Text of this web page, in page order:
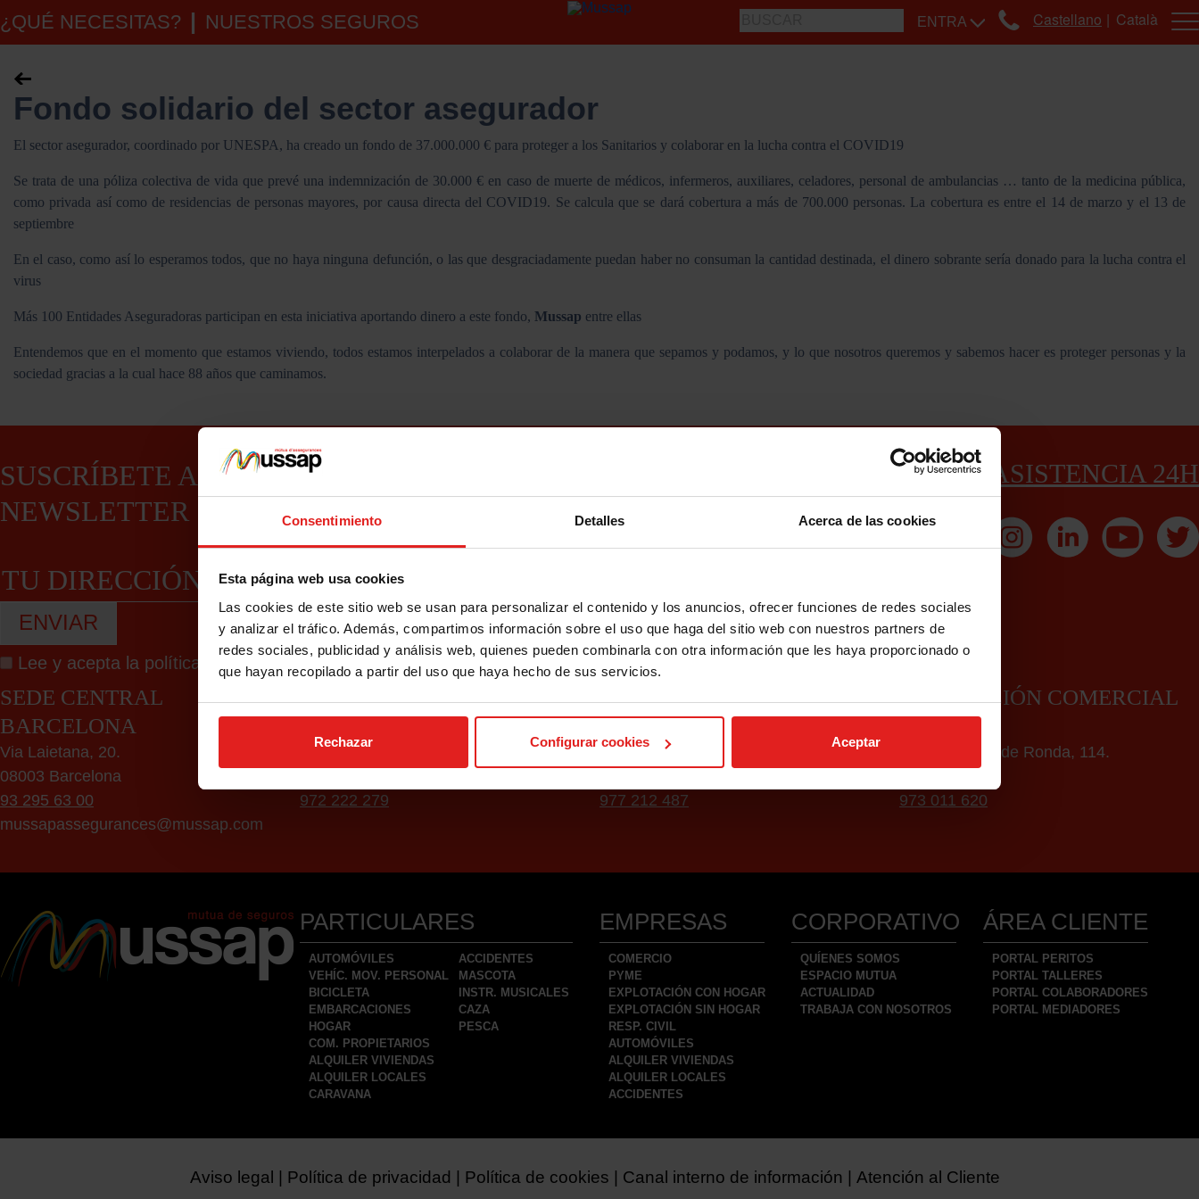
Consentimiento Detalles Acerca de las cookies
Esta página web usa cookies
Las cookies de este sitio web se usan para personalizar el contenido y los anuncios, ofrecer funciones de redes sociales
y analizar el tráfico. Además, compartimos información sobre el uso que haga del sitio web con nuestros partners de
redes sociales, publicidad y análisis web, quienes pueden combinarla con otra información que les haya proporcionado o
que hayan recopilado a partir del uso que haya hecho de sus servicios.
Rechazar Configurar cookies Aceptar
¿QUÉ NECESITAS? NUESTROS SEGUROS ENTRA Castellano Català
Fondo solidario del sector asegurador
El sector asegurador, coordinado por UNESPA, ha creado un fondo de 37.000.000 € para proteger a los Sanitarios y colaborar en la lucha contra el COVID19
Se trata de una póliza colectiva de vida que prevé una indemnización de 30.000 € en caso de muerte de médicos, infermeros, auxiliares, celadores, personal de ambulancias … tanto de la medicina pública,
como privada así como de residencias de personas mayores, por causa directa del COVID19. Se calcula que se dará cobertura a más de 700.000 personas. La cobertura es entre el 14 de marzo y el 13 de
septiembre
En el caso, como así lo esperamos todos, que no haya ninguna defunción, o las que desgraciadamente puedan haber no consuman la cantidad destinada, el dinero sobrante sería donado para la lucha contra el
virus
Más 100 Entidades Aseguradoras participan en esta iniciativa aportando dinero a este fondo, Mussap entre ellas
Entendemos que en el momento que estamos viviendo, todos estamos interpelados a colaborar de la manera que sepamos y podamos, y lo que nosotros queremos y sabemos hacer es proteger personas y la
sociedad gracias a la cual hace 88 años que caminamos.
SUSCRÍBETE A NUESTRA
NEWSLETTER
Lee y acepta la política de privacidad
ASISTENCIA 24H
SEDE CENTRAL
BARCELONA
Via Laietana, 20.
08003 Barcelona
93 295 63 00
mussapassegurances@mussap.com
DELEGACIÓN COMERCIAL
C/ del Carme, 11.
972 222 279
DELEGACIÓN COMERCIAL
TARRAGONA
Av. President Lluís Companys, 14.
977 212 487
DELEGACIÓN COMERCIAL
Gran Passeig de Ronda, 114.
973 011 620
PARTICULARES
AUTOMÓVILES
VEHÍC. MOV. PERSONAL
BICICLETA
EMBARCACIONES
HOGAR
COM. PROPIETARIOS
ALQUILER VIVIENDAS
ALQUILER LOCALES
CARAVANA
ACCIDENTES
MASCOTA
INSTR. MUSICALES
CAZA
PESCA
EMPRESAS
COMERCIO
PYME
EXPLOTACIÓN CON HOGAR
EXPLOTACIÓN SIN HOGAR
RESP. CIVIL
AUTOMÓVILES
ALQUILER VIVIENDAS
ALQUILER LOCALES
ACCIDENTES
CORPORATIVO
QUÍENES SOMOS
ESPACIO MUTUA
ACTUALIDAD
TRABAJA CON NOSOTROS
ÁREA CLIENTE
PORTAL PERITOS
PORTAL TALLERES
PORTAL COLABORADORES
PORTAL MEDIADORES
Aviso legal Política de privacidad Política de cookies Canal interno de información Atención al Cliente